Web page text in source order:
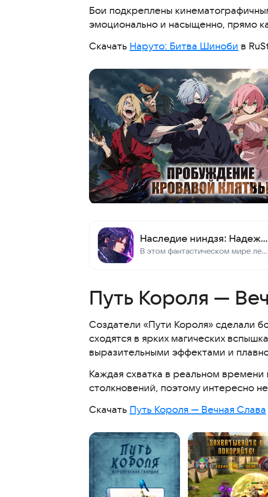
Бои подкреплены
эмоционально и насыщенно, прямо
Скачать Наруто: Битва Шиноби в
Наследие ниндзя: Надежда
В этом фантастическом мире легенды о ниндзя никогда не угасали.
Путь Короля —
Создатели «Пути Короля» сделали
сходятся в ярких магических
выразительными эффектами и
Каждая схватка в реальном
столкновений, поэтому интересно
Скачать Путь Короля — Вечная Слава